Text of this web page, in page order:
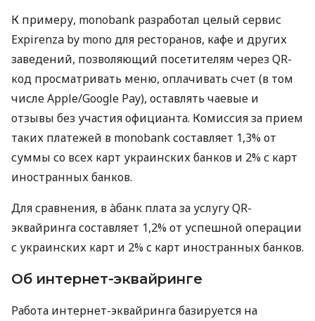
К примеру, monobank разработал целый сервис
Expirenza by mono для ресторанов, кафе и других
заведений, позволяющий посетителям через QR-
код просматривать меню, оплачивать счет (в том
числе Apple/Google Pay), оставлять чаевые и
отзывы без участия официанта. Комиссия за прием
таких платежей в monobank составляет 1,3% от
суммы со всех карт украинских банков и 2% с карт
иностранных банков.
Для сравнения, в àбанк плата за услугу QR-
эквайринга составляет 1,2% от успешной операции
с украинских карт и 2% с карт иностранных банков.
Об интернет-эквайринге
Работа интернет-эквайринга базируется на